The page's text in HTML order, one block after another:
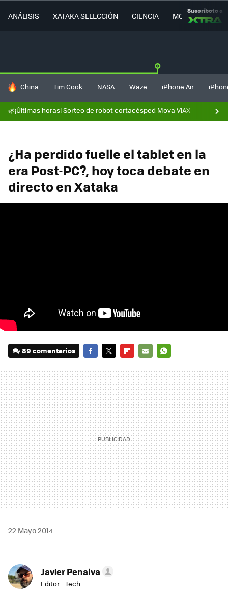
ANÁLISIS XATAKA SELECCIÓN CIENCIA MOVILIDAD
Suscríbete a
HOY SE HABLA DE
China Tim Cook NASA Waze iPhone Air
🌿¡Últimas horas! Sorteo de robot cortacésped Mova ViAX
¿Ha perdido fuelle el tablet en la
era Post-PC?, hoy toca debate en
directo en Xataka
89 comentarios
MAIL
22 Mayo 2014
Javier Penalva
Editor - Tech